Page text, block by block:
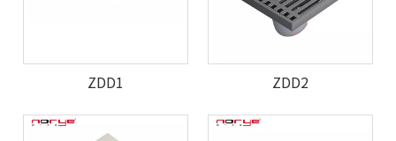
ZDD1 ZDD2